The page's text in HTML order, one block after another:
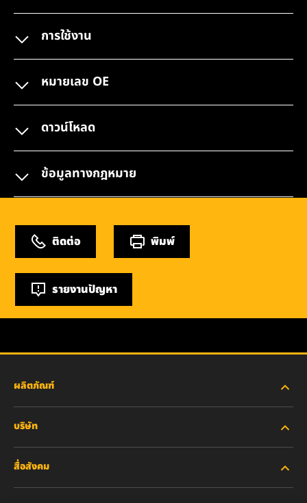
การใช้งาน
หมายเลข OE
ดาวน์โหลด
ข้อมูลทางกฎหมาย
ติดต่อ พิมพ์
รายงานปัญหา
ผลิตภัณฑ์
รถยนต์ส่วนบุคคลและรถบรรทุกงานเบา
บริษัท
สื่อสังคม